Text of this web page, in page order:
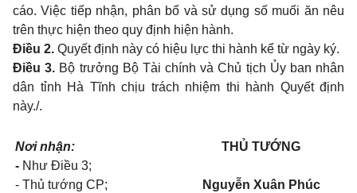
cáo. Việc tiếp nhận, phân bổ và sử dụng số muối ăn nêu
trên thực hiện theo quy định hiện hành.
Điều 2. Quyết định này có hiệu lực thi hành kể từ ngày ký.
Điều 3. Bộ trưởng Bộ Tài chính và Chủ tịch Ủy ban nhân
dân tỉnh Hà Tĩnh chịu trách nhiệm thi hành Quyết định
này./.
Nơi nhận:
- Như Điều 3;
- Thủ tướng CP;
THỦ TƯỚNG
Nguyễn Xuân Phúc